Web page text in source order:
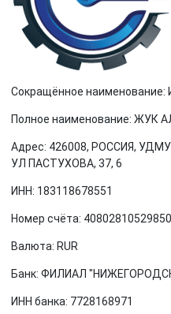
Сокращённое
Полное наименование: ЖУК
Адрес: 426008, РОССИЯ,
УЛ ПАСТУХОВА, 37, 6
ИНН: 183118678551
Номер счёта:
Валюта: RUR
Банк: ФИЛИАЛ
ИНН банка: 7728168971